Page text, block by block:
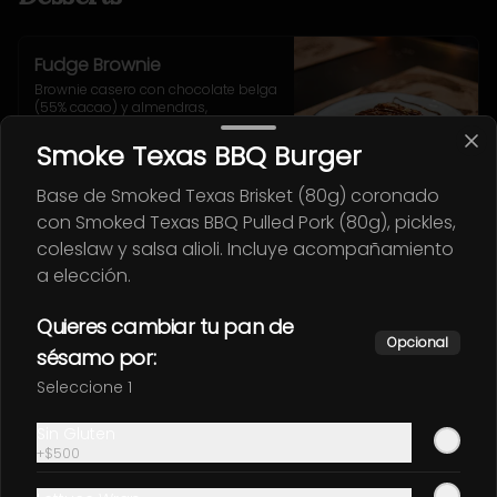
Fudge Brownie
Brownie casero con chocolate belga
(55% cacao) y almendras,
compañado de salsa caramelo.
$4.900
Oreo cheesecake
$3.900
White Cheesecake
Cheesecake tradicional de chocolate
Smoke Texas BBQ Burger
Base de Smoked Texas Brisket (80g) coronado
con Smoked Texas BBQ Pulled Pork (80g), pickles,
coleslaw y salsa alioli. Incluye acompañamiento
a elección.
Quieres cambiar tu pan de
sésamo por:
Opcional
Seleccione 1
+$500